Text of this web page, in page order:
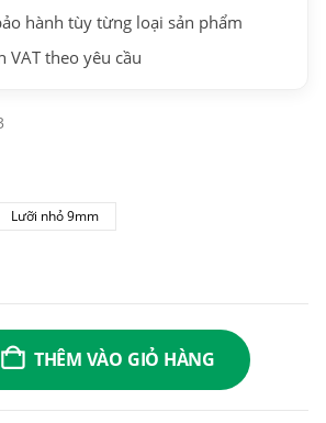
hành tùy từng loại sản phẩm
VAT theo yêu cầu
Lưỡi nhỏ 9mm
THÊM VÀO GIỎ HÀNG